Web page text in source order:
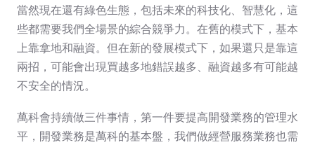
當然現在還有綠色生態，包括未來的科技化、智慧化，這
些都需要我們全場景的綜合競爭力。在舊的模式下，基本
上靠拿地和融資。但在新的發展模式下，如果還只是靠這
兩招，可能會出現買越多地錯誤越多、融資越多有可能越
不安全的情況。
萬科會持續做三件事情，第一件要提高開發業務的管理水
平，開發業務是萬科的基本盤，我們做經營服務業務也需